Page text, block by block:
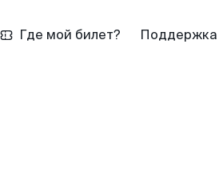
Где мой билет? Поддержка